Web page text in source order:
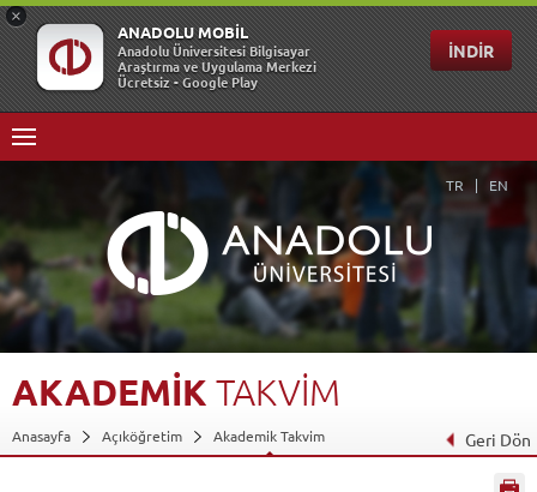
TR EN
AKADEMİK TAKVİM
Anasayfa Açıköğretim Akademik Takvim Geri Dön